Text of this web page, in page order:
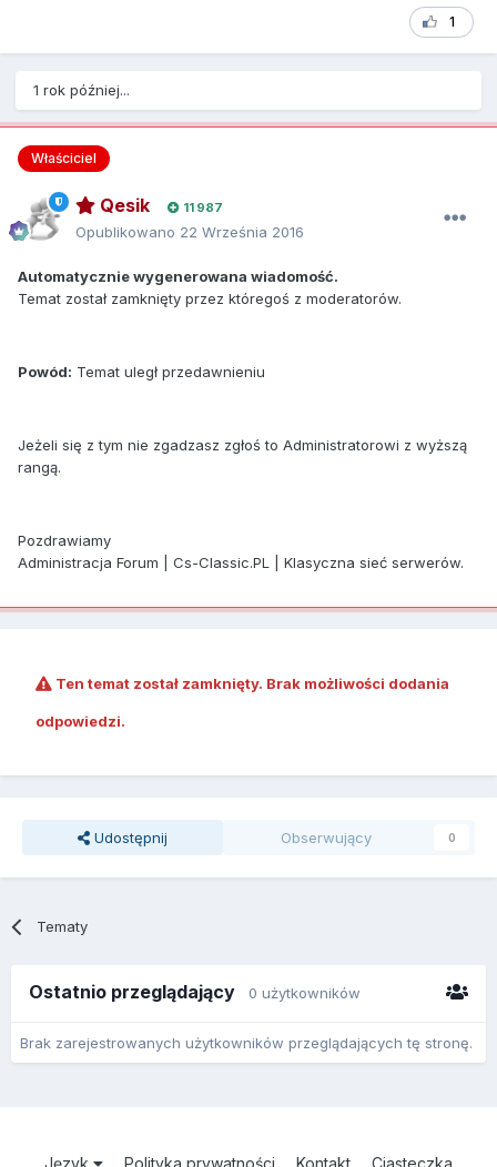
1
1 rok później...
Właściciel
Qesik 11 987
Opublikowano 22 Września 2016
Automatycznie wygenerowana wiadomość.
Temat został zamknięty przez któregoś z moderatorów.
Powód: Temat uległ przedawnieniu
Jeżeli się z tym nie zgadzasz zgłoś to Administratorowi z wyższą
rangą.
Pozdrawiamy
Administracja Forum | Cs-Classic.PL | Klasyczna sieć serwerów.
Ten temat został zamknięty. Brak możliwości dodania
odpowiedzi.
Udostępnij Obserwujący 0
Tematy
Ostatnio przeglądający 0 użytkowników
Brak zarejestrowanych użytkowników przeglądających tę stronę.
Język Polityka prywatności Kontakt Ciasteczka